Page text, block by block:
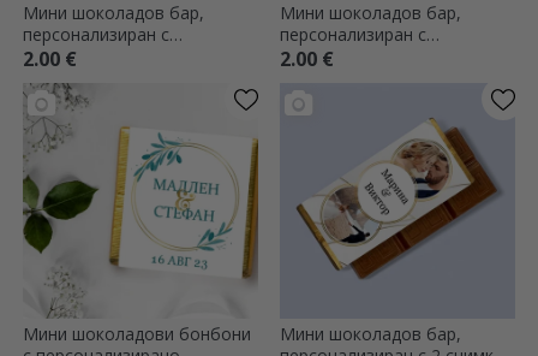
Мини шоколадов бар,
персонализиран с
фотография и текст -
Elegance
2.00 €
Мини шоколадов бар,
персонализиран с
фотография и текст -
2.00 €
Мини шоколадови бонбони
Мини шоколадов бар,